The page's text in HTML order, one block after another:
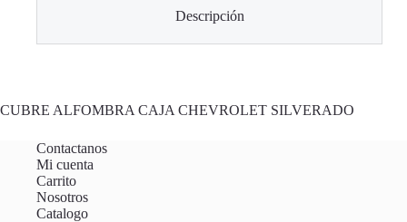
Descripción
CUBRE ALFOMBRA CAJA CHEVROLET SILVERADO
Contactanos
Mi cuenta
Carrito
Nosotros
Catalogo